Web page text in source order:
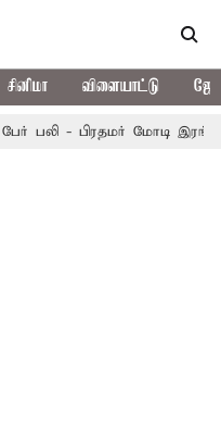
சினிமா விளையாட்டு
- பிரதமர் மோடி இரங்கல்